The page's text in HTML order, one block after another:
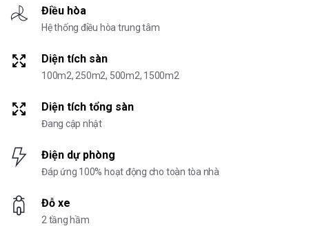
Điều hòa
Hệ thống điều hòa trung tâm
Diện tích sàn
100m2, 250m2, 500m2, 1500m2
Diện tích tổng sàn
Đang cập nhật
Điện dự phòng
Đáp ứng 100% hoạt động cho toàn tòa nhà
Đỗ xe
2 tầng hầm